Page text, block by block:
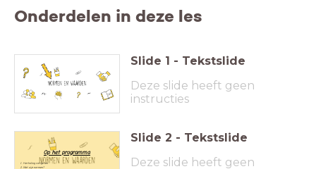
Onderdelen in deze les
Slide 1 - Tekstslide
Deze slide heeft geen
instructies
Op het programma
Herhaling vorige les
Wat zijn normen?
Slide 2 - Tekstslide
Deze slide heeft geen